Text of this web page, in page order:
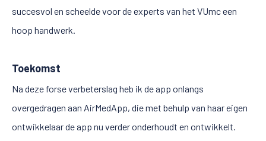
succesvol en scheelde voor de experts van het VUmc een
hoop handwerk.
Toekomst
Na deze forse verbeterslag heb ik de app onlangs
overgedragen aan AirMedApp, die met behulp van haar eigen
ontwikkelaar de app nu verder onderhoudt en ontwikkelt.